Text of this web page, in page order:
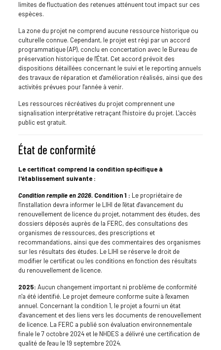
limites de fluctuation des retenues atténuent tout impact sur ces
espèces.
La zone du projet ne comprend aucune ressource historique ou
culturelle connue. Cependant, le projet est régi par un accord
programmatique (AP), conclu en concertation avec le Bureau de
préservation historique de l'État. Cet accord prévoit des
dispositions détaillées concernant le suivi et le reporting annuels
des travaux de réparation et d'amélioration réalisés, ainsi que des
activités prévues pour l'année à venir.
Les ressources récréatives du projet comprennent une
signalisation interprétative retraçant l'histoire du projet. L'accès
public est gratuit.
État de conformité
Le certificat comprend la condition spécifique à
l'établissement suivante :
Condition remplie en 2026.Condition 1 : Le propriétaire de
l'installation devra informer le LIHI de l'état d'avancement du
renouvellement de licence du projet, notamment des études, des
dossiers déposés auprès de la FERC, des consultations des
organismes de ressources, des prescriptions et
recommandations, ainsi que des commentaires des organismes
sur les résultats des études. Le LIHI se réserve le droit de
modifier le certificat ou les conditions en fonction des résultats
du renouvellement de licence.
2025: Aucun changement important ni problème de conformité
n'a été identifié. Le projet demeure conforme suite à l'examen
annuel. Concernant la condition 1, le projet a fourni un état
d'avancement et des liens vers les documents de renouvellement
de licence. La FERC a publié son évaluation environnementale
finale le 7 octobre 2024 et le NHDES a délivré une certification de
qualité de l'eau le 19 septembre 2024.